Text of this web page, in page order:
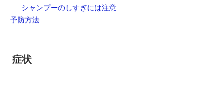
シャンプーのしすぎには注意
予防方法
症状